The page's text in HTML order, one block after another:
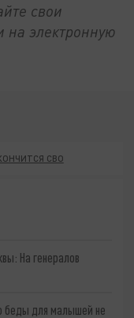
свои
на электронную
СВО
На генералов
беды для малышей не